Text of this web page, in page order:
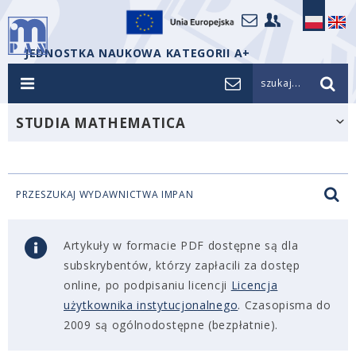
JEDNOSTKA NAUKOWA KATEGORII A+
szukaj...
STUDIA MATHEMATICA
PRZESZUKAJ WYDAWNICTWA IMPAN
Artykuły w formacie PDF dostępne są dla
subskrybentów, którzy zapłacili za dostęp
online, po podpisaniu licencji Licencja
użytkownika instytucjonalnego. Czasopisma do
2009 są ogólnodostępne (bezpłatnie).